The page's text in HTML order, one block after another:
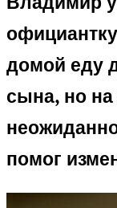
домой еду
сына, но
помог